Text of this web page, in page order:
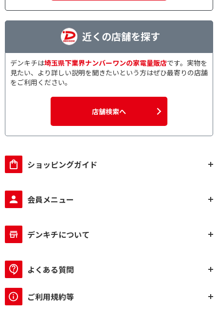
近くの店舗を探す
デンキチは埼玉県下業界ナンバーワンの家電量販店です。実物を
見たい、より詳しい説明を聞きたいという方はぜひ最寄りの店舗
をご利用ください。
店舗検索へ
ショッピングガイド
会員メニュー
デンキチについて
よくある質問
ご利用規約等